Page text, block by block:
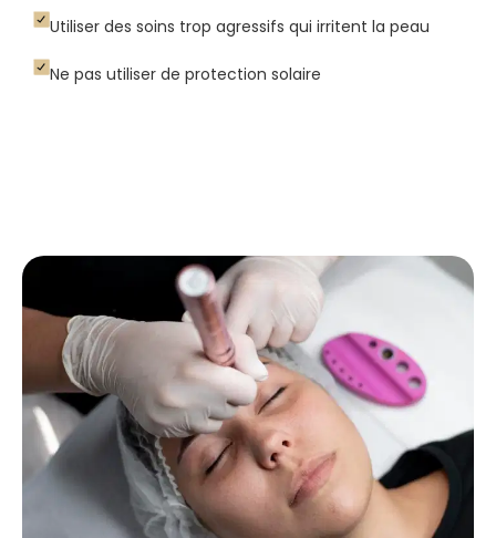
Utiliser des soins trop agressifs qui irritent la peau
Ne pas utiliser de protection solaire